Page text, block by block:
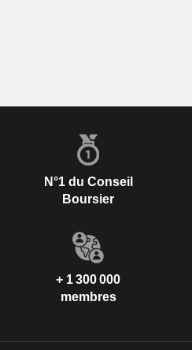
N°1 du Conseil
Boursier
+ 1 300 000
membres